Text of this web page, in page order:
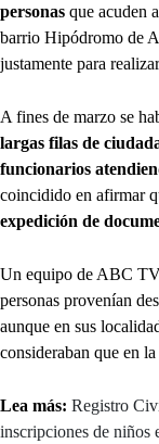
personas que acuden
barrio Hipódromo de
justamente para
A fines de marzo se
largas filas de
funcionarios
coincidido en afirmar
expedición de
Un equipo de ABC
personas provenían
aunque en sus
consideraban que en la
Lea más: Registro
inscripciones de niños